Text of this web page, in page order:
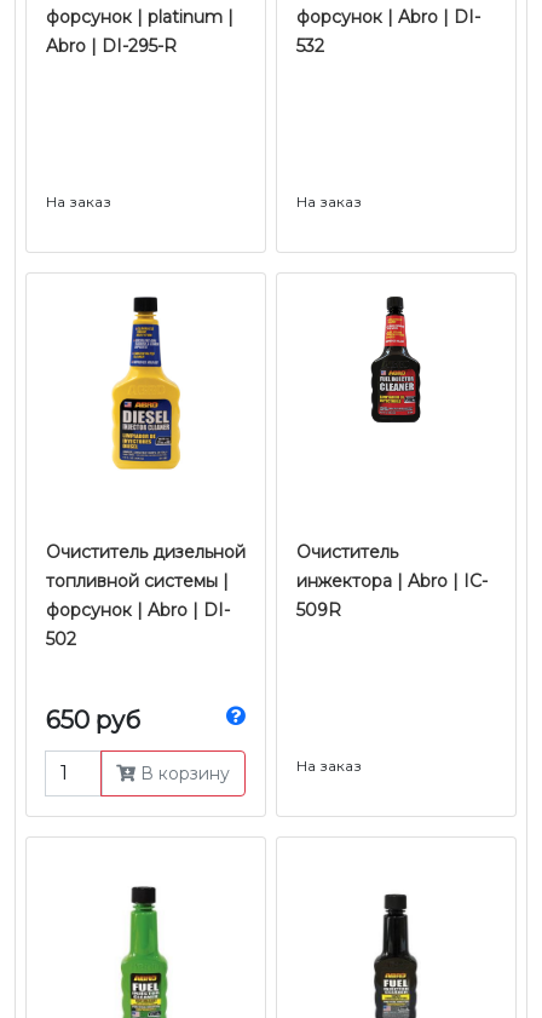
форсунок | platinum |
Abro | DI-295-R
На заказ
форсунок | Abro | DI-
532
На заказ
Очиститель дизельной
топливной системы |
форсунок | Abro | DI-
502
650 руб
В корзину
Очиститель
инжектора | Abro | IC-
509R
На заказ